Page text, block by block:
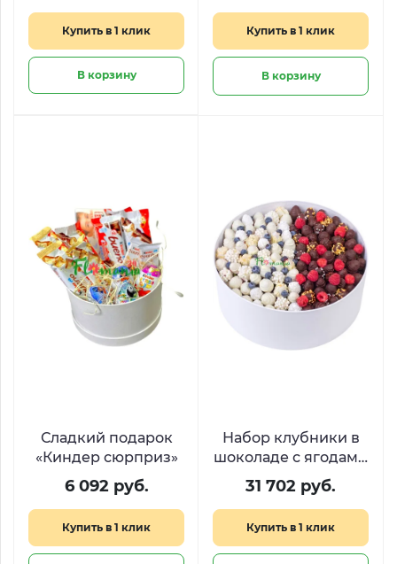
Купить в 1 клик
В корзину
Купить в 1 клик
В корзину
Сладкий подарок
«Киндер сюрприз»
6 092 руб.
Купить в 1 клик
Набор клубники в
шоколаде с ягодами
«День и Ночь»
31 702 руб.
Купить в 1 клик